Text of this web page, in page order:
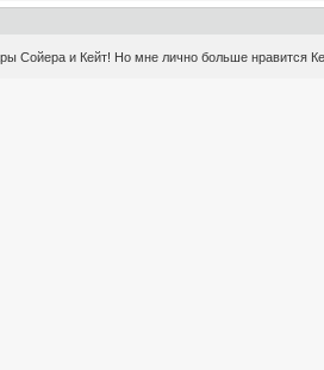
Сойера и Кейт! Но мне лично больше нравится